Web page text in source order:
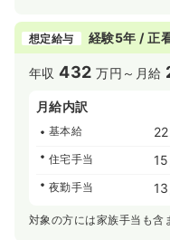
想定給与 経験5年 / 正
年収432 万円～ 月給
月給内訳
基本給
住宅手当
夜勤手当
対象の方には家族手当も含